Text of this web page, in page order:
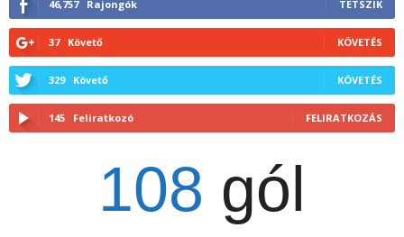
46,757 Rajongók TETSZIK
37 Követő KÖVETÉS
329 Követő KÖVETÉS
145 Feliratkozó FELIRATKOZÁS
108 gól